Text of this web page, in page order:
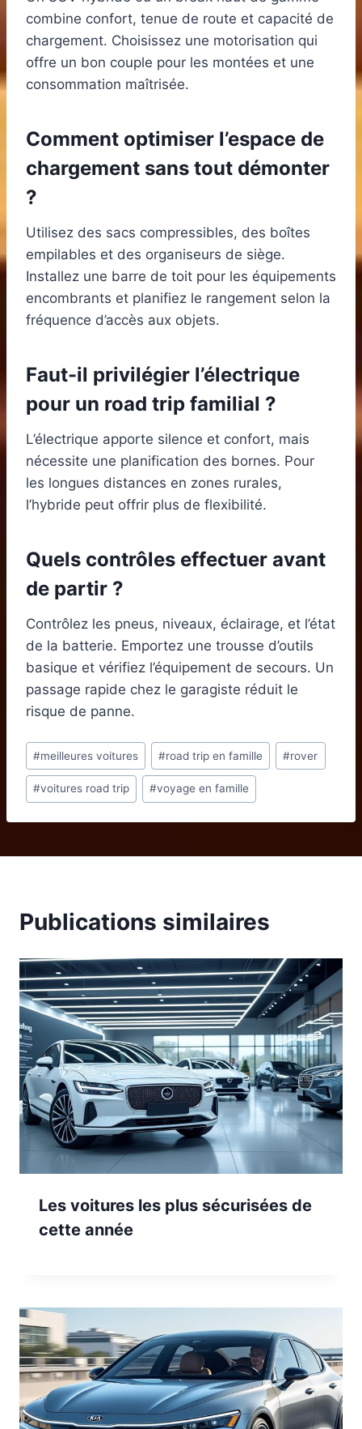
combine confort, tenue de route et capacité de
chargement. Choisissez une motorisation qui
offre un bon couple pour les montées et une
consommation maîtrisée.
Comment optimiser l’espace de
chargement sans tout démonter
?
Utilisez des sacs compressibles, des boîtes
empilables et des organiseurs de siège.
Installez une barre de toit pour les équipements
encombrants et planifiez le rangement selon la
fréquence d’accès aux objets.
Faut-il privilégier l’électrique
pour un road trip familial ?
L’électrique apporte silence et confort, mais
nécessite une planification des bornes. Pour
les longues distances en zones rurales,
l’hybride peut offrir plus de flexibilité.
Quels contrôles effectuer avant
de partir ?
Contrôlez les pneus, niveaux, éclairage, et l’état
de la batterie. Emportez une trousse d’outils
basique et vérifiez l’équipement de secours. Un
passage rapide chez le garagiste réduit le
risque de panne.
Étiquettes
de
la
#meilleures voitures #road trip en famille #rover
#voitures road trip #voyage en famille
Publications similaires
Les voitures les plus sécurisées de
cette année